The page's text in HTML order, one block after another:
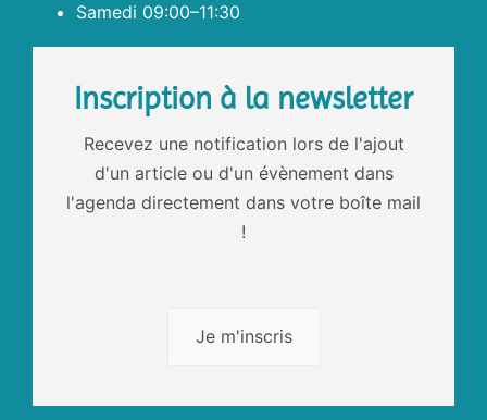
Samedi 09:00–11:30
Inscription à la newsletter
Recevez une notification lors de l'ajout
d'un article ou d'un évènement dans
l'agenda directement dans votre boîte mail
!
Je m'inscris